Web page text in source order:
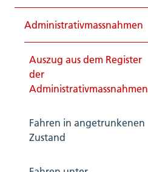
Administrativmassnahmen
Auszug aus dem Register
der
Administrativmassnahmen
Fahren in angetrunkenen
Zustand